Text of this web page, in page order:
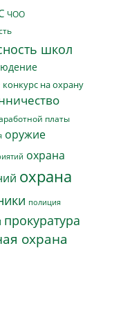
ЧОО
школ
конкурс на охрану
платы
оружие
охрана
охрана
полиция
прокуратура
охрана